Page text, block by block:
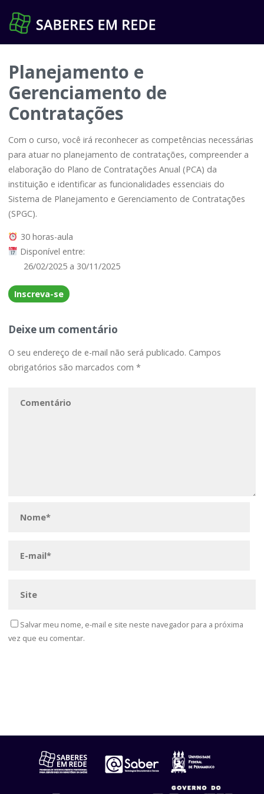
para
Planejamento e
Gerenciamento de
Contratações
Com o curso, você irá reconhecer as competências necessárias
para atuar no planejamento de contratações, compreender a
elaboração do Plano de Contratações Anual (PCA) da
instituição e identificar as funcionalidades essenciais do
Sistema de Planejamento e Gerenciamento de Contratações
(SPGC).
30 horas-aula
Disponível entre:
26/02/2025 a 30/11/2025
Inscreva-se
Deixe um comentário
O seu endereço de e-mail não será publicado. Campos
obrigatórios são marcados com*
Salvar meu nome, e-mail e site neste navegador para a próxima
vez que eu comentar.